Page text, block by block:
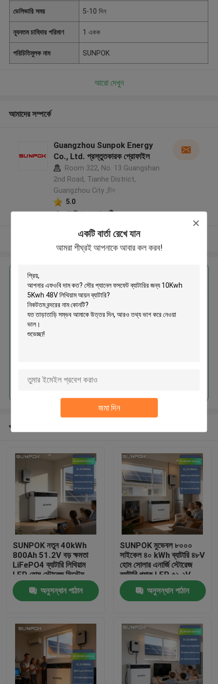
একটি বার্তা রেখে যান
আমরা শীঘ্রই আপনাকে আবার কল করব!
জমা দিন
ভিডিও
ডেলিভারি সময় 5-10 দিন
ন্যূনতম চাহিদার পরিমাণ 1 একক
পরিচিতিমুলক নাম SUNPOK
আরো দেখুন
আমাদের সম্পর্কে
Guangzhou Sunpok Energy
Co., Ltd. প্রস্তুতকারক প্রোফাইল
Room 322, No. 13 Guangshan
2nd Road, Tianhe District,
Guangzhou City ,চীন
5.0
যাচাইকৃত সরবরাহকারী
আরো দেখুন
সৌর প্যানেল ফসফেট ব্যাটারির জন্য 10Kwh
5Kwh 48V লিথিয়াম আয়ন ব্যাটারি
চালিয়ে
প্রস্তাবিত পণ্য
SUNPOK নতুন 40kWh
800Ah 51.2V বড় ক্ষমতা
LiFePO4 ব্যাটারি লিথিয়াম
LFP হোম স্টোরেজ সিস্টেম
BESS প্যাক সৌর শক্তি
অনুসন্ধান পাঠান
SUNPOK মুভেবল ৮০০০
সাইকেল ৪০ kWh ব্যাটারি ৪৮V
হোম সোলার এনার্জি স্টোরেজ
ব্যাটারি প্যাক LFP ৫১.২V
৮০০Ah লিথিয়াম ব্যাটারি
লাইফপো৪ অনুসন্ধান পাঠান